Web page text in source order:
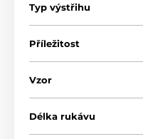
Typ výstřihu
Příležitost
Vzor
Délka rukávu